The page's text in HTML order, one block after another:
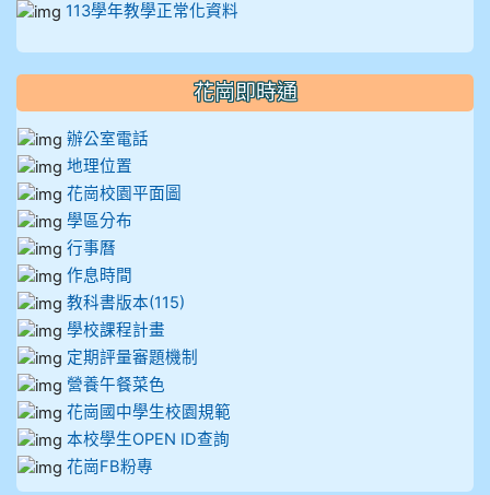
113學年教學正常化資料
花崗即時通
辦公室電話
地理位置
花崗校園平面圖
學區分布
行事曆
作息時間
教科書版本(115)
學校課程計畫
定期評量審題機制
營養午餐菜色
花崗國中學生校園規範
本校學生OPEN ID查詢
花崗FB粉專